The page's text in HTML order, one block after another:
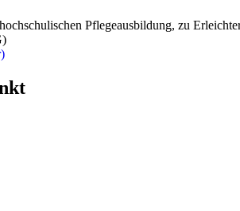
Pflegeausbildung, zu